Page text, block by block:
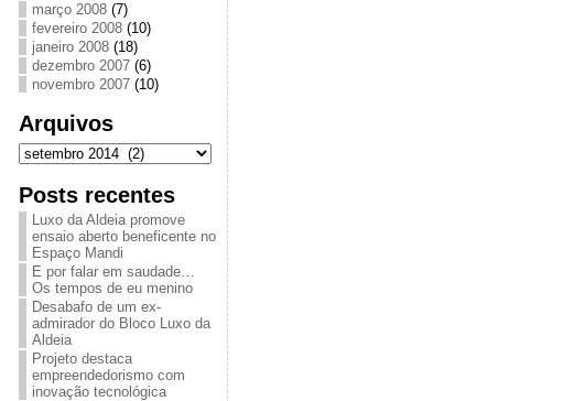
março 2008(7)
fevereiro 2008(10)
janeiro 2008(18)
dezembro 2007(6)
novembro 2007(10)
Arquivos
Arquivos
Posts recentes
Luxo da Aldeia promove
ensaio aberto beneficente no
Espaço Mandi
E por falar em saudade…
Os tempos de eu menino
Desabafo de um ex-
admirador do Bloco Luxo da
Aldeia
Projeto destaca
empreendedorismo com
inovação tecnológica